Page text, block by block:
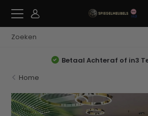
Betaal Achteraf of in3
Home